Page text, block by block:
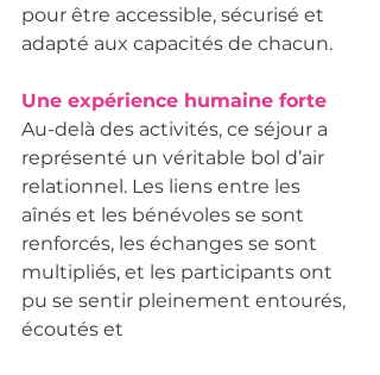
pour être accessible, sécurisé et
adapté aux capacités de chacun.
Une expérience humaine forte
Au-delà des activités, ce séjour a
représenté un véritable bol d’air
relationnel. Les liens entre les
aînés et les bénévoles se sont
renforcés, les échanges se sont
multipliés, et les participants ont
pu se sentir pleinement entourés,
écoutés et